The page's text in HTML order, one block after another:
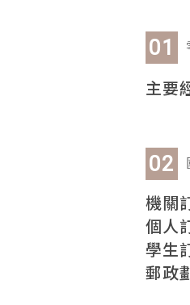
主要
機關
個人
學生
郵政